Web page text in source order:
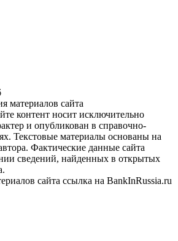
материалов сайта
контент носит исключительно
и опубликован в справочно-
Текстовые материалы основаны на
Фактические данные сайта
сведений, найденных в открытых
сайта ссылка на BankInRussia.ru